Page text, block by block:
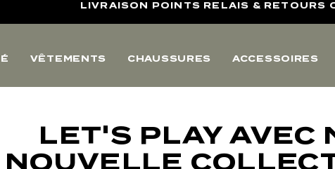
LIVRAISON POINTS RELAIS & RETOURS
4,8/5 SUR AVIS VÉRIFIÉS
VÊTEMENTS CHAUSSURES ACCESSOIRES
LET'S PLAY AVEC
NOUVELLE